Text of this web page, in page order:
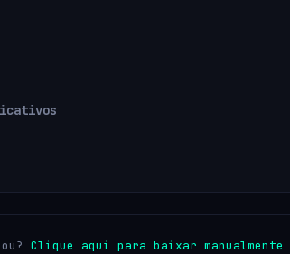
Clique aqui para baixar manualmente